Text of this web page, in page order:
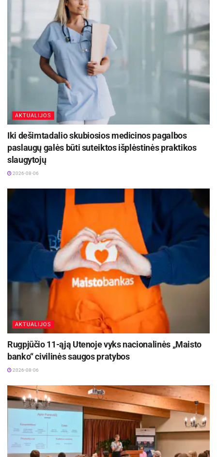
AKTUALIJOS
Iki dešimtadalio skubiosios medicinos pagalbos
paslaugų galės būti suteiktos išplėstinės praktikos
slaugytojų
2026-08-06
AKTUALIJOS
Rugpjūčio 11-ąją Utenoje vyks nacionalinės „Maisto
banko“ civilinės saugos pratybos
2026-08-06